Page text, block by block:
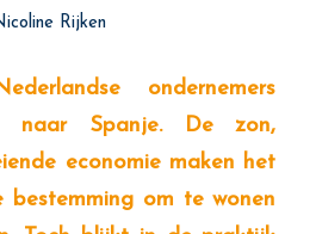
Rijken
ondernemers
naar Spanje. De zon,
economie maken het
bestemming om te wonen